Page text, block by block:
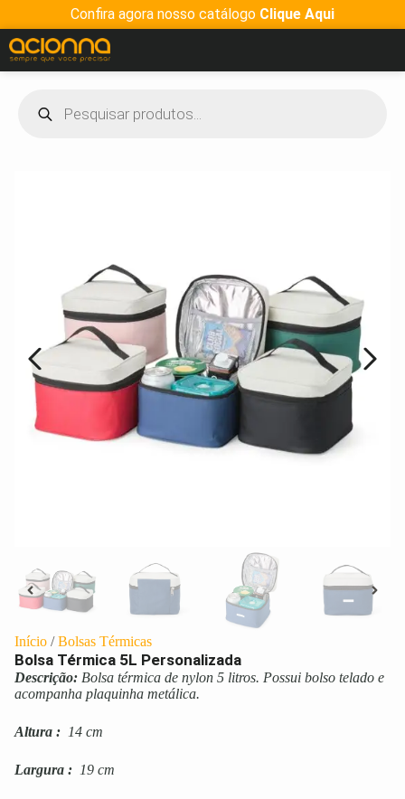
Confira agora nosso catálogo Clique Aqui
Início /Bolsas Térmicas
Bolsa Térmica 5L Personalizada
Descrição: Bolsa térmica de nylon 5 litros. Possui bolso telado e
acompanha plaquinha metálica.
Altura : 14 cm
Largura : 19 cm